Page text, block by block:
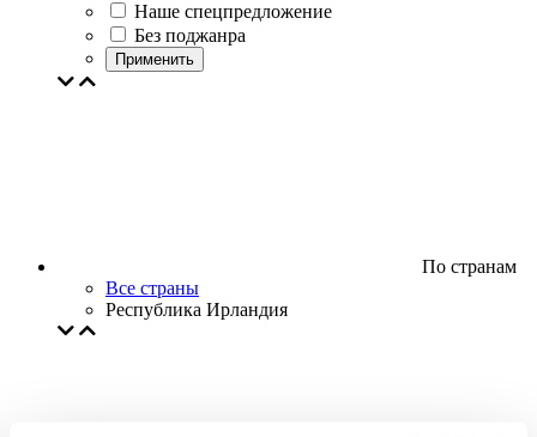
Наше спецпредложение
Без поджанра
Применить
По странам
Все страны
Республика Ирландия